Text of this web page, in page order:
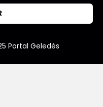
Portal Geledés